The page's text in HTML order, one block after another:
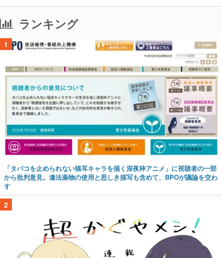
ランキング
1
「タバコを止められない猫耳キャラを描く深夜枠アニメ」に視聴者の一部
から批判意見。違法薬物の使用と思しき描写も含めて、BPOが議論を交わ
す
2